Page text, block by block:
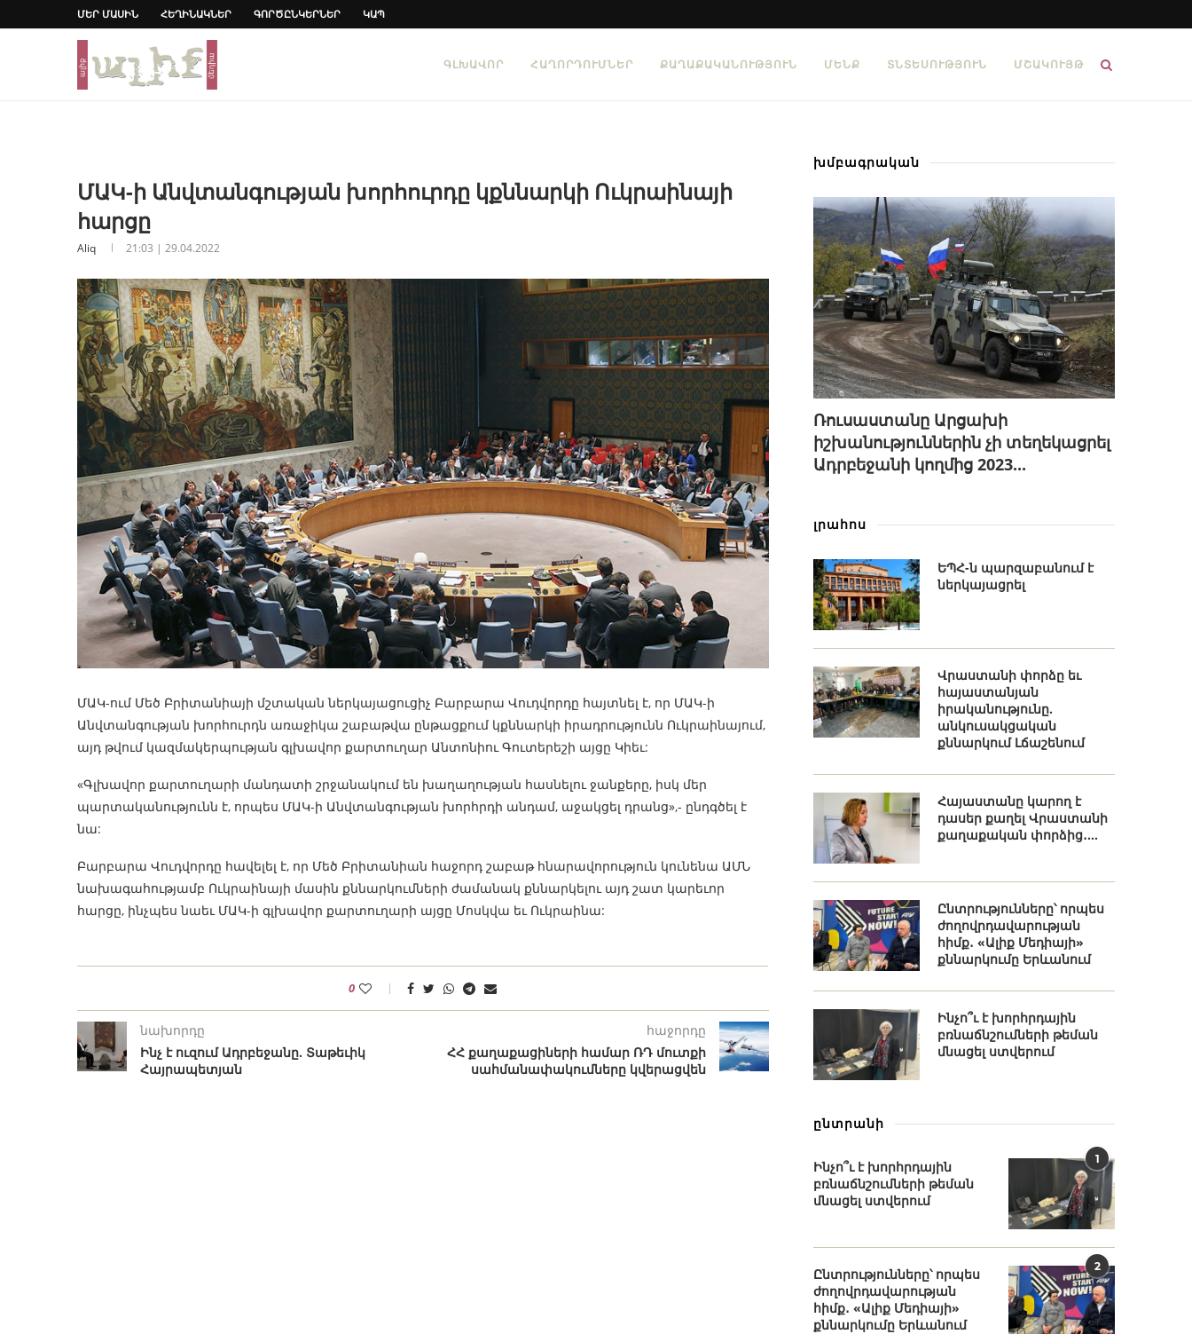
ՄԵՐ ՄԱՍԻՆ ՀԵՂԻՆԱԿՆԵՐ ԳՈՐԾԸՆԿԵՐՆԵՐ ԿԱՊ
ԳԼԽԱՎՈՐ ՀԱՂՈՐԴՈՒՄՆԵՐ ՔԱՂԱՔԱԿԱՆՈՒԹՅՈՒՆ ՄԵՆՔ ՏՆՏԵՍՈՒԹՅՈՒՆ ՄՇԱԿՈՒՅԹ
ՄԱԿ-ի Անվտանգության խորհուրդը կքննարկի Ուկրաինայի
հարցը
Aliq 21:03 | 29.04.2022
ՄԱԿ-ում Մեծ Բրիտանիայի մշտական ներկայացուցիչ Բարբարա Վուդվորդը հայտնել է, որ ՄԱԿ-ի
Անվտանգության խորհուրդն առաջիկա շաբաթվա ընթացքում կքննարկի իրադրությունն Ուկրաինայում,
այդ թվում կազմակերպության գլխավոր քարտուղար Անտոնիու Գուտերեշի այցը Կիեւ:
«Գլխավոր քարտուղարի մանդատի շրջանակում են խաղաղության հասնելու ջանքերը, իսկ մեր
պարտականությունն է, որպես ՄԱԿ-ի Անվտանգության խորհրդի անդամ, աջակցել դրանց»,- ընդգծել է
նա:
Բարբարա Վուդվորդը հավելել է, որ Մեծ Բրիտանիան հաջորդ շաբաթ հնարավորություն կունենա ԱՄՆ
նախագահությամբ Ուկրաինայի մասին քննարկումների ժամանակ քննարկելու այդ շատ կարեւոր
հարցը, ինչպես նաեւ ՄԱԿ-ի գլխավոր քարտուղարի այցը Մոսկվա եւ Ուկրաինա:
0
նախորդը
Ինչ է ուզում Ադրբեջանը. Տաթեւիկ
Հայրապետյան
հաջորդը
ՀՀ քաղաքացիների համար ՌԴ մուտքի
սահմանափակումները կվերացվեն
խմբագրական
Ռուսաստանը Արցախի
իշխանություններին չի տեղեկացրել
Ադրբեջանի կողմից 2023...
լրահոս
ԵՊՀ-ն պարզաբանում է
ներկայացրել
Վրաստանի փորձը եւ
հայաստանյան
իրականությունը.
անկուսակցական
քննարկում Լճաշենում
Հայաստանը կարող է
դասեր քաղել Վրաստանի
քաղաքական փորձից․...
Ընտրությունները՝ որպես
ժողովրդավարության
հիմք․ «Ալիք Մեդիայի»
քննարկումը Երևանում
Ինչո՞ւ է խորհրդային
բռնաճնշումների թեման
մնացել ստվերում
ընտրանի
1
Ինչո՞ւ է խորհրդային
բռնաճնշումների թեման
մնացել ստվերում
2
Ընտրությունները՝ որպես
ժողովրդավարության
հիմք․ «Ալիք Մեդիայի»
քննարկումը Երևանում